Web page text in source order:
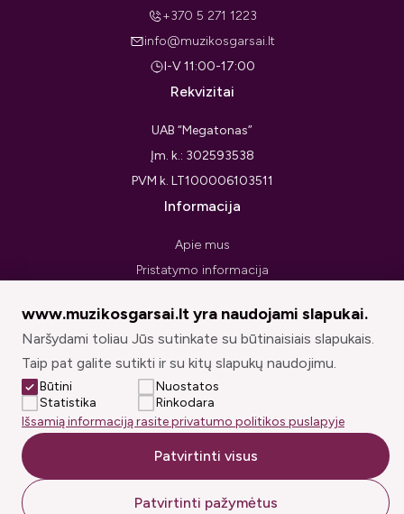
+370 5 271 1223
info@muzikosgarsai.lt
I-V 11:00-17:00
Rekvizitai
UAB “Megatonas”
Įm. k.: 302593538
PVM k. LT100006103511
Informacija
Apie mus
Pristatymo informacija
Pirkimo taisyklės ir sąlygos
Prekių grąžinimo forma
Sekite mus
© muzikosgarsai.lt 2026. Visos teisės saugomos.
www.muzikosgarsai.lt yra naudojami slapukai.
Naršydami toliau Jūs sutinkate su būtinaisiais slapukais.
Taip pat galite sutikti ir su kitų slapukų naudojimu.
Būtini
Nuostatos
Statistika
Rinkodara
Išsamią informaciją rasite privatumo politikos puslapyje
Patvirtinti visus
Patvirtinti pažymėtus